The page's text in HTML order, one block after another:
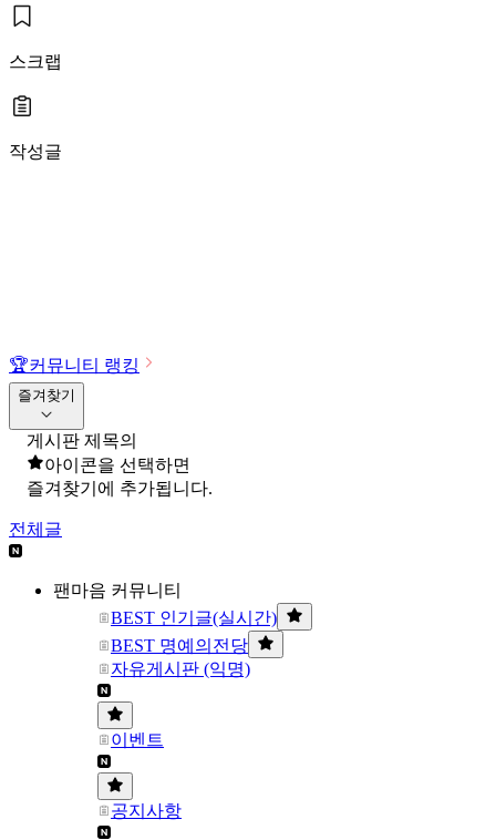
스크랩
작성글
🏆커뮤니티 랭킹
즐겨찾기
게시판 제목의
아이콘을 선택하면
즐겨찾기에 추가됩니다.
전체글
팬마음 커뮤니티
BEST 인기글(실시간)
BEST 명예의전당
자유게시판 (익명)
이벤트
공지사항